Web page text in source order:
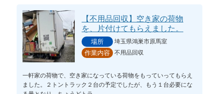
【不用品回収】空き家の荷物
を、片付けてもらえました。
場所 埼玉県鴻巣市原馬室
作業内容 不用品回収
一軒家の荷物で、空き家になっている荷物をもっていってもらえ
ました。２トントラック２台の予定でしたが、もう１台必要にな